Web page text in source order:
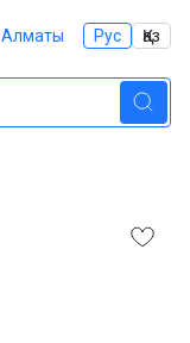
Алматы Рус Қаз